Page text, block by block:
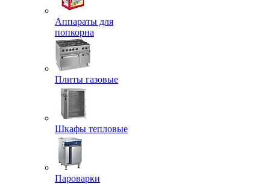
Аппараты для
попкорна
Плиты газовые
Шкафы тепловые
Пароварки